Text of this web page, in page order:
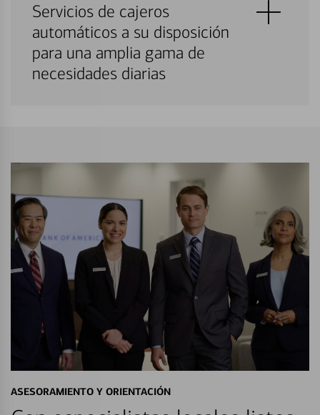
Servicios de cajeros
automáticos a su disposición
para una amplia gama de
necesidades diarias
ASESORAMIENTO Y ORIENTACIÓN